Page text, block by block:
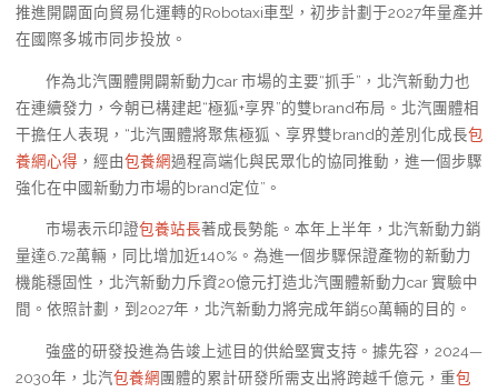
推進開闢面向貿易化運轉的Robotaxi車型，初步計劃于2027年量產并
在國際多城市同步投放。
作為北汽團體開闢新動力car 市場的主要“抓手”，北汽新動力也
在連續發力，今朝已構建起“極狐+享界”的雙brand布局。北汽團體相
干擔任人表現，“北汽團體將聚焦極狐、享界雙brand的差別化成長包
養網心得 ，經由包養網過程高端化與民眾化的協同推動，進一個步驟
強化在中國新動力市場的brand定位”。
市場表示印證包養站長著成長勢能。本年上半年，北汽新動力銷
量達6.72萬輛，同比增加近140%。為進一個步驟保證產物的新動力
機能穩固性，北汽新動力斥資20億元打造北汽團體新動力car 實驗中
間。依照計劃，到2027年，北汽新動力將完成年銷50萬輛的目的。
強盛的研發投進為告竣上述目的供給堅實支持。據先容，2024—
2030年，北汽包養網團體的累計研發所需支出將跨越千億元，重包